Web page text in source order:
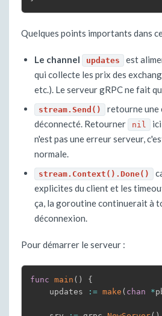
Quelques points importants dans
Le channel updates
est
qui collecte les prix des
etc.). Le serveur gRPC ne fait
stream.Send()
retourne une
déconnecté. Retourner
nil
n'est pas une erreur serveur,
normale.
stream.Context().Done()
explicites du client et les
ça, la goroutine continuerait à
déconnexion.
Pour démarrer le serveur :
func main ( )
{
    updates
:= make ( chan *